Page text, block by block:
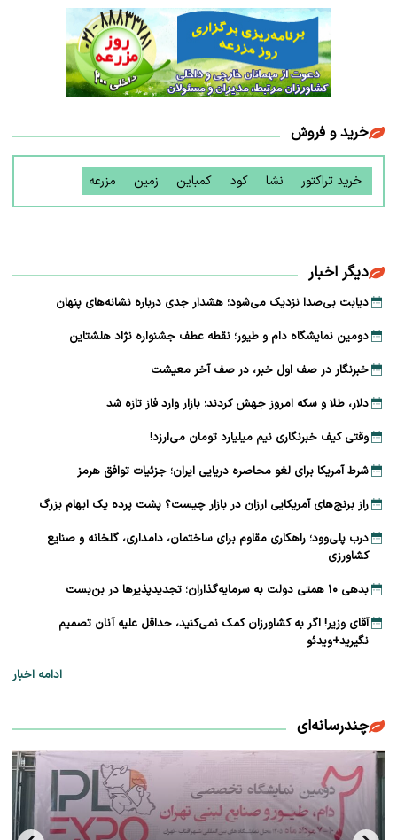
خرید و فروش
خرید تراکتور نشا کود کمباین زمین مزرعه
دیگر اخبار
دیابت بی‌صدا نزدیک می‌شود؛ هشدار جدی درباره نشانه‌های پنهان
دومین نمایشگاه دام و طیور؛ نقطه عطف جشنواره نژاد هلشتاین
خبرنگار در صف اول خبر، در صف آخر معیشت
دلار، طلا و سکه امروز جهش کردند؛ بازار وارد فاز تازه شد
وقتی کیف خبرنگاری نیم میلیارد تومان می‌ارزد!
شرط آمریکا برای لغو محاصره دریایی ایران؛ جزئیات توافق هرمز
راز برنج‌های آمریکایی ارزان در بازار چیست؟ پشت پرده یک ابهام بزرگ
درب پلی‌وود؛ راهکاری مقاوم برای ساختمان، دامداری، گلخانه و صنایع
کشاورزی
بدهی ۱۰ همتی دولت به سرمایه‌گذاران؛ تجدیدپذیرها در بن‌بست
آقای وزیر! اگر به کشاورزان کمک نمی‌کنید، حداقل علیه آنان تصمیم
نگیرید+ویدئو
ادامه اخبار
چندرسانه‌ای